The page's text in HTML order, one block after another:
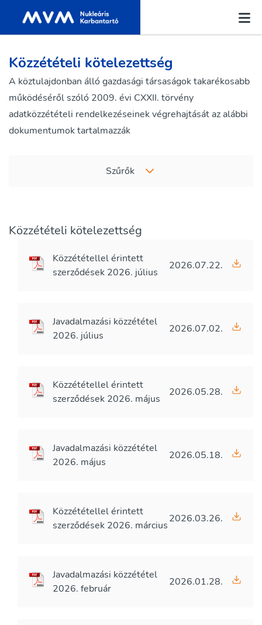
Közzétételi kötelezettség
A köztulajdonban álló gazdasági társaságok takarékosabb
működéséről szóló 2009. évi CXXII. törvény
adatközzétételi rendelkezéseinek végrehajtását az alábbi
dokumentumok tartalmazzák
Szűrők
Közzétételi kötelezettség
Közzététellel érintett
szerződések 2026. július
2026.07.22.
Javadalmazási közzététel
2026. július
2026.07.02.
Közzététellel érintett
szerződések 2026. május
2026.05.28.
Javadalmazási közzététel
2026. május
2026.05.18.
Közzététellel érintett
szerződések 2026. március
2026.03.26.
Javadalmazási közzététel
2026. február
2026.01.28.